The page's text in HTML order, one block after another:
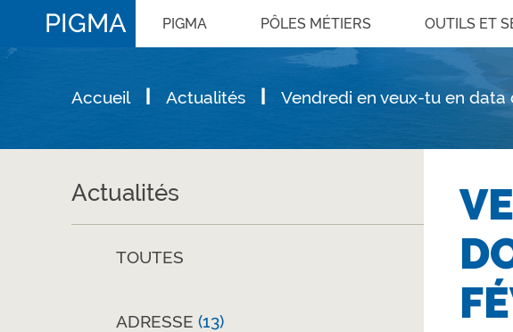
PIGMA PIGMA PÔLES MÉTIERS OUTILS ET
Accueil Actualités Vendredi en veux-tu en data
Actualités
TOUTES
ADRESSE (13)